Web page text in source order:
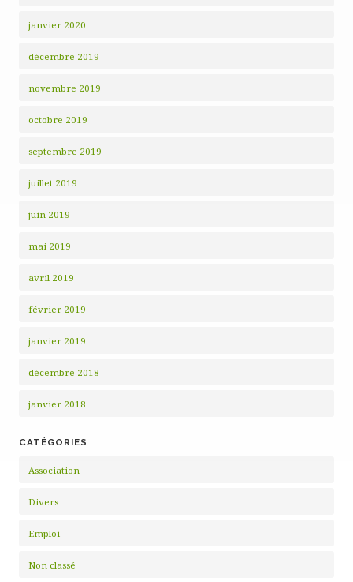
janvier 2020
décembre 2019
novembre 2019
octobre 2019
septembre 2019
juillet 2019
juin 2019
mai 2019
avril 2019
février 2019
janvier 2019
décembre 2018
janvier 2018
CATÉGORIES
Association
Divers
Emploi
Non classé